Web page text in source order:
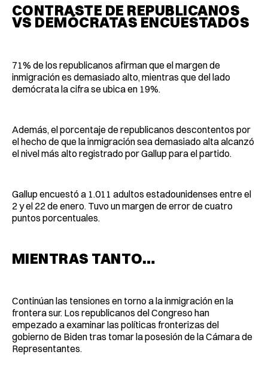
CONTRASTE DE REPUBLICANOS
VS DEMÓCRATAS ENCUESTADOS
71% de los republicanos afirman que el margen de
inmigración es demasiado alto, mientras que del lado
demócrata la cifra se ubica en 19%.
Además, el porcentaje de republicanos descontentos por
el hecho de que la inmigración sea demasiado alta alcanzó
el nivel más alto registrado por Gallup para el partido.
Gallup encuestó a 1.011 adultos estadounidenses entre el
2 y el 22 de enero. Tuvo un margen de error de cuatro
puntos porcentuales.
MIENTRAS TANTO…
Continúan las tensiones en torno a la inmigración en la
frontera sur. Los republicanos del Congreso han
empezado a examinar las políticas fronterizas del
gobierno de Biden tras tomar la posesión de la Cámara de
Representantes.